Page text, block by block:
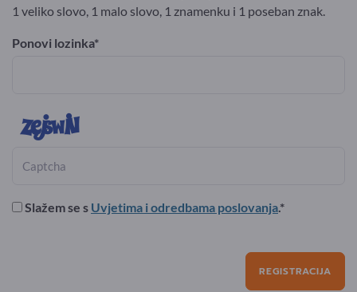
1 veliko slovo, 1 malo slovo, 1 znamenku i 1 poseban znak.
Ponovi lozinka
Slažem se s Uvjetima i odredbama poslovanja.
REGISTRACIJA